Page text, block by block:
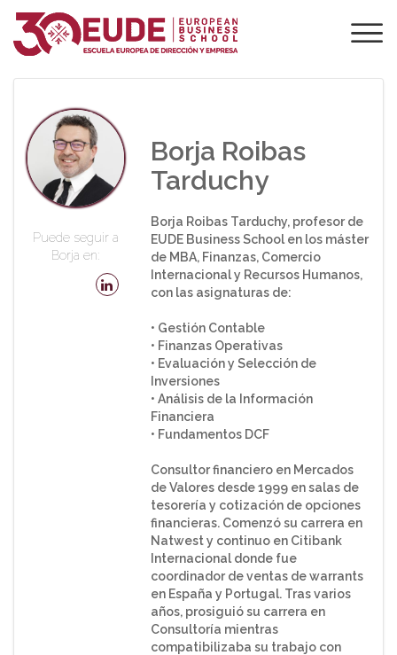
PROFESORADO DE
EUDE
Puede seguir a
Borja en:
Borja Roibas
Tarduchy
Borja Roibas Tarduchy, profesor de
EUDE Business School en los máster
de MBA, Finanzas, Comercio
Internacional y Recursos Humanos,
con las asignaturas de:
• Gestión Contable
• Finanzas Operativas
• Evaluación y Selección de
Inversiones
• Análisis de la Información
Financiera
• Fundamentos DCF
Consultor financiero en Mercados
de Valores desde 1999 en salas de
tesorería y cotización de opciones
financieras. Comenzó su carrera en
Natwest y continuo en Citibank
Internacional donde fue
coordinador de ventas de warrants
en España y Portugal. Tras varios
años, prosiguió su carrera en
Consultoría mientras
compatibilizaba su trabajo con